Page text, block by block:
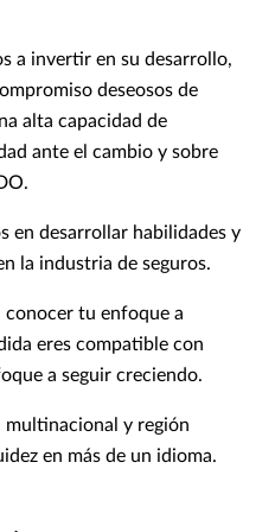
a invertir en su desarrollo,
deseosos de
alta capacidad de
ante el cambio y sobre
en desarrollar habilidades y
la industria de seguros.
conocer tu enfoque a
eres compatible con
a seguir creciendo.
multinacional y región
en más de un idioma.